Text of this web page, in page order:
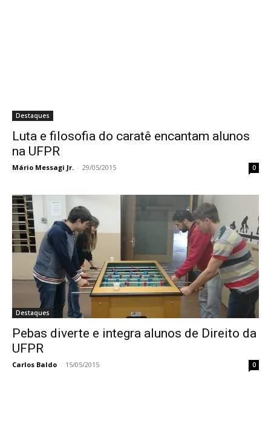
Destaques
Luta e filosofia do caratê encantam alunos
na UFPR
Mário Messagi Jr. - 29/05/2015 0
Destaques
Pebas diverte e integra alunos de Direito da
UFPR
Carlos Baldo - 15/05/2015 0